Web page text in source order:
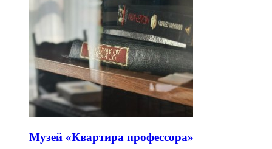
Музей «Квартира профессора»